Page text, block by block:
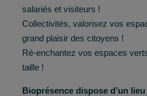
salariés et visiteurs !
Collectivités, valorisez vos
grand plaisir des citoyens !
Ré-enchantez vos espaces
taille !
Bioprésence dispose d’un